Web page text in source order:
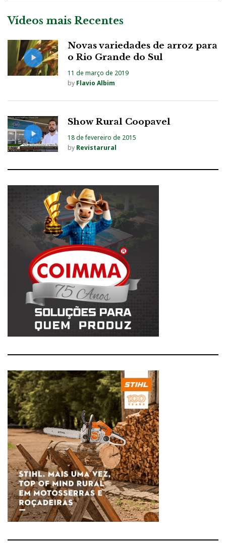
Vídeos mais Recentes
Novas variedades de arroz para
o Rio Grande do Sul
11 de março de 2019
by Flavio Albim
Show Rural Coopavel
18 de fevereiro de 2015
by Revistarural